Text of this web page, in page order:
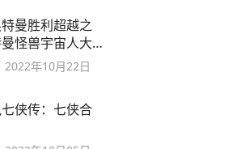
曼胜利超越之
怪兽宇宙人大
2022年10月22日
侠传：七侠合